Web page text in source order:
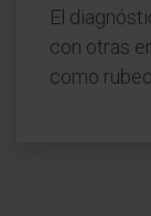
El
con otras
como